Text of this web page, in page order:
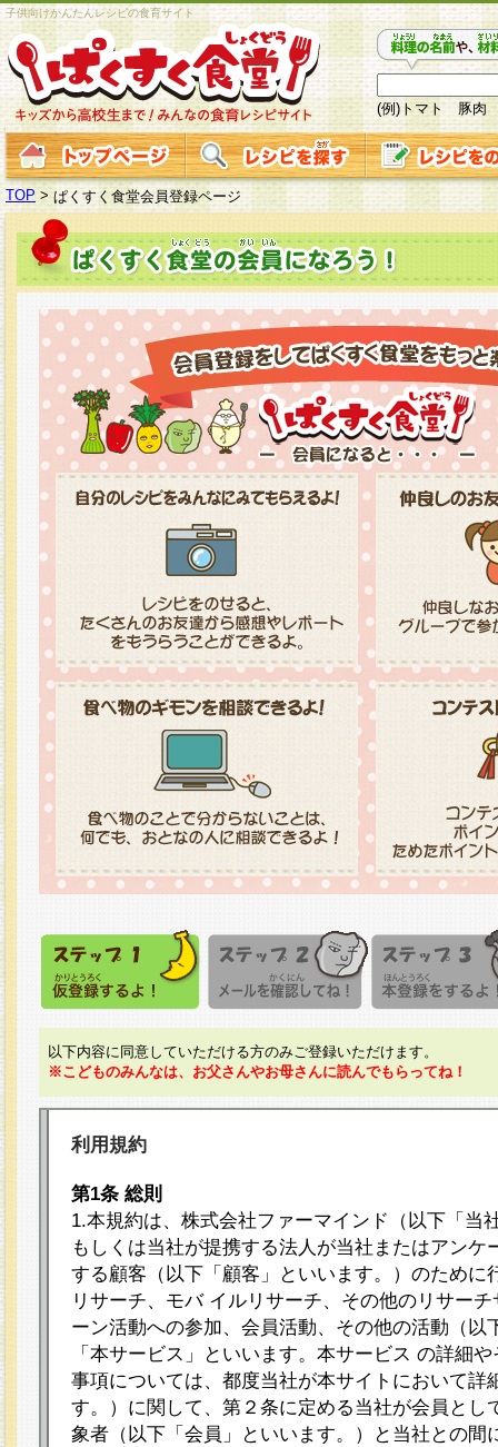
子供向けかんたんレシピの食育サイト
(例)トマト 豚肉
TOP > ぱくすく食堂会員登録ページ
以下内容に同意していただける方のみご登録いただけます。
※こどものみんなは、お父さんやお母さんに読んでもらってね！
利用規約
第1条 総則
1.本規約は、株式会社ファーマインド（以下「当
もしくは当社が提携する法人が当社またはアンケ
する顧客（以下「顧客」といいます。）のために
リサーチ、モバ イルリサーチ、その他のリサー
ーン活動への参加、会員活動、その他の活動（以
「本サービス」といいます。本サービス の詳細
事項については、都度当社が本サイトにおいて詳
す。）に関して、第２条に定める当社が会員とし
象者（以下「会員」といいます。）と当社との間